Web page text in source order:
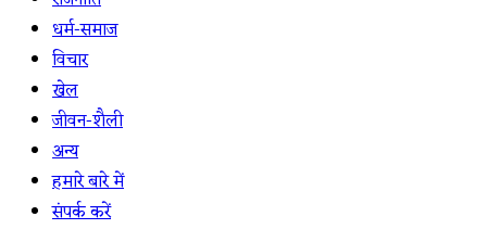
धर्म-समाज
विचार
खेल
जीवन-शैली
अन्य
हमारे बारे में
संपर्क करें